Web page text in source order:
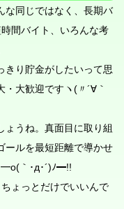
な同じではなく、長期バ
間バイト、いろんな考
きり貯金がしたいって思
大歓迎ですヽ(〃´∀｀
ょうね。真面目に取り組
ールを最短距離で導かせ
｀･д･´)ﾉ━!!
ょっとだけでいいんで